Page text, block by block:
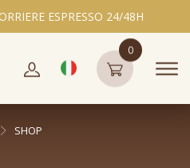
ESPRESSO 24/48H
0
SHOP